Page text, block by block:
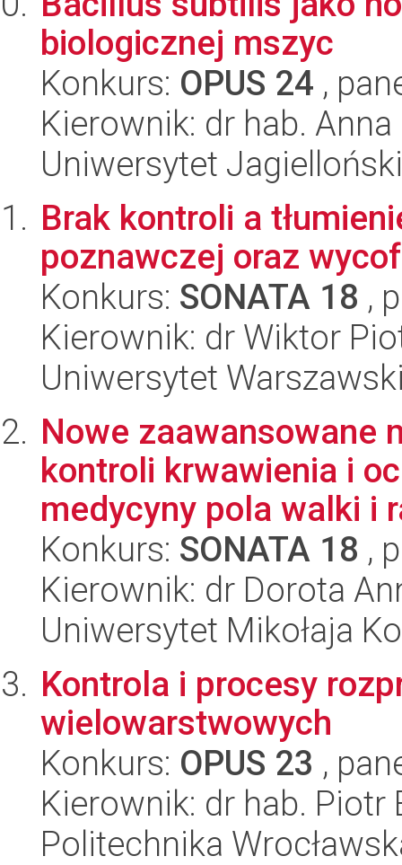
biologicznej mszyc
Konkurs: OPUS 24 ,
Kierownik: dr hab.
Uniwersytet
Brak kontroli a
poznawczej oraz
Konkurs: SONATA 18 ,
Kierownik: dr Wiktor
Uniwersytet
Nowe zaawansowane
kontroli krwawienia i
medycyny pola walki i
Konkurs: SONATA 18 ,
Kierownik: dr Dorota
Uniwersytet Mikołaja
Kontrola i procesy
wielowarstwowych
Konkurs: OPUS 23 ,
Kierownik: dr hab. Piotr
Politechnika